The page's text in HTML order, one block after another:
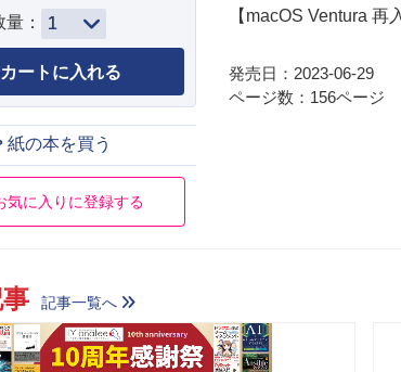
量：
紙の本を買う
に入りに登録する
【macOS Ventura 再
発売日：2023-06-29
ページ数：156ページ
記事一覧へ